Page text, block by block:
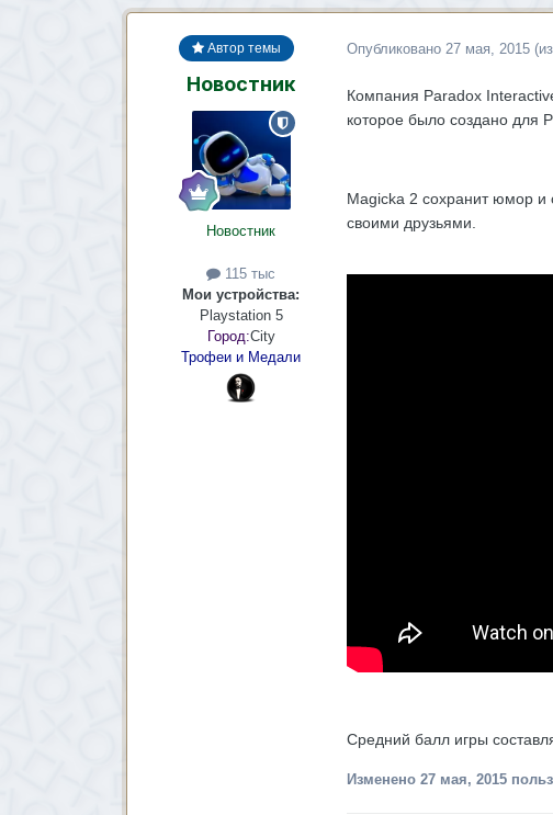
Автор темы
Новостник
Новостник
115 тыс
Мои устройства:
Playstation 5
Город:City
Трофеи и Медали
Опубликовано 27 мая, 2015
Компания Paradox
которое было создано для
Magicka 2 сохранит юмор и
своими друзьями.
Средний балл игры
Изменено 27 мая, 2015